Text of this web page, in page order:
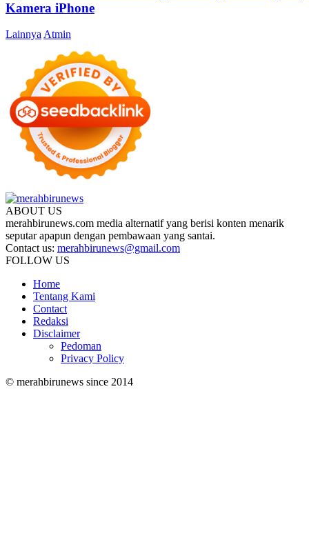
Kamera iPhone
Lainnya Atmin
ABOUT US
merahbirunews.com media alternatif yang berisi konten menarik
seputar apapun dengan pembawaan yang santai.
Contact us: merahbirunews@gmail.com
FOLLOW US
Home
Tentang Kami
Contact
Redaksi
Disclaimer
Pedoman
Privacy Policy
© merahbirunews since 2014